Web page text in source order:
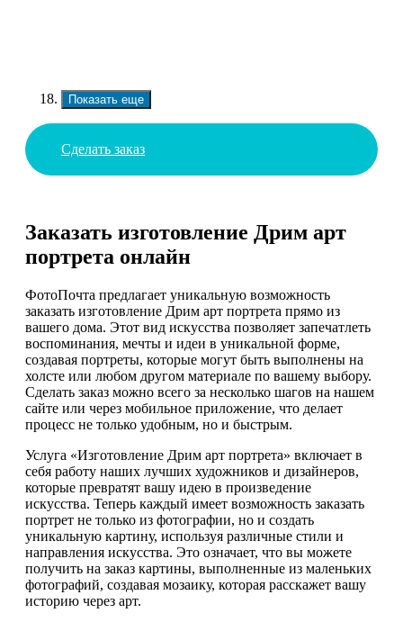
Показать еще
Сделать заказ
Заказать изготовление Дрим арт
портрета онлайн
ФотоПочта предлагает уникальную возможность
заказать изготовление Дрим арт портрета прямо из
вашего дома. Этот вид искусства позволяет запечатлеть
воспоминания, мечты и идеи в уникальной форме,
создавая портреты, которые могут быть выполнены на
холсте или любом другом материале по вашему выбору.
Сделать заказ можно всего за несколько шагов на нашем
сайте или через мобильное приложение, что делает
процесс не только удобным, но и быстрым.
Услуга «Изготовление Дрим арт портрета» включает в
себя работу наших лучших художников и дизайнеров,
которые превратят вашу идею в произведение
искусства. Теперь каждый имеет возможность заказать
портрет не только из фотографии, но и создать
уникальную картину, используя различные стили и
направления искусства. Это означает, что вы можете
получить на заказ картины, выполненные из маленьких
фотографий, создавая мозаику, которая расскажет вашу
историю через арт.